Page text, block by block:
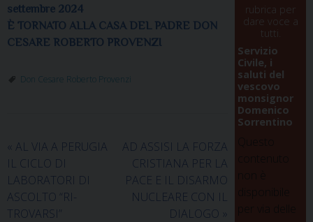
settembre 2024
È TORNATO ALLA CASA DEL PADRE DON
CESARE ROBERTO PROVENZI
Don Cesare Roberto Provenzi
« AL VIA A PERUGIA
IL CICLO DI
LABORATORI DI
ASCOLTO “RI-
TROVARSI”
AD ASSISI LA FORZA
CRISTIANA PER LA
PACE E IL DISARMO
NUCLEARE CON IL
DIALOGO »
rubrica per
dare voce a
tutti.
Servizio
Civile, i
saluti del
vescovo
monsignor
Domenico
Sorrentino